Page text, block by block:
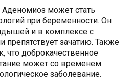
может стать
при беременности. Он
и в комплексе с
препятствует зачатию. Также
что доброкачественное
может со временем
заболевание.